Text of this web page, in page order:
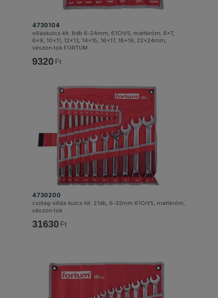
4730104
villáskulcs klt. 8db 6-24mm, 61CrV5, mattkróm; 6×7,
8×9, 10×11, 12×13, 14×15, 16×17, 18×19, 22×24mm,
vászon tok FORTUM
9320 Ft
4730200
csillag-villás kulcs klt. 21db, 6-32mm 61CrV5, mattkróm,
vászon tok
31630 Ft